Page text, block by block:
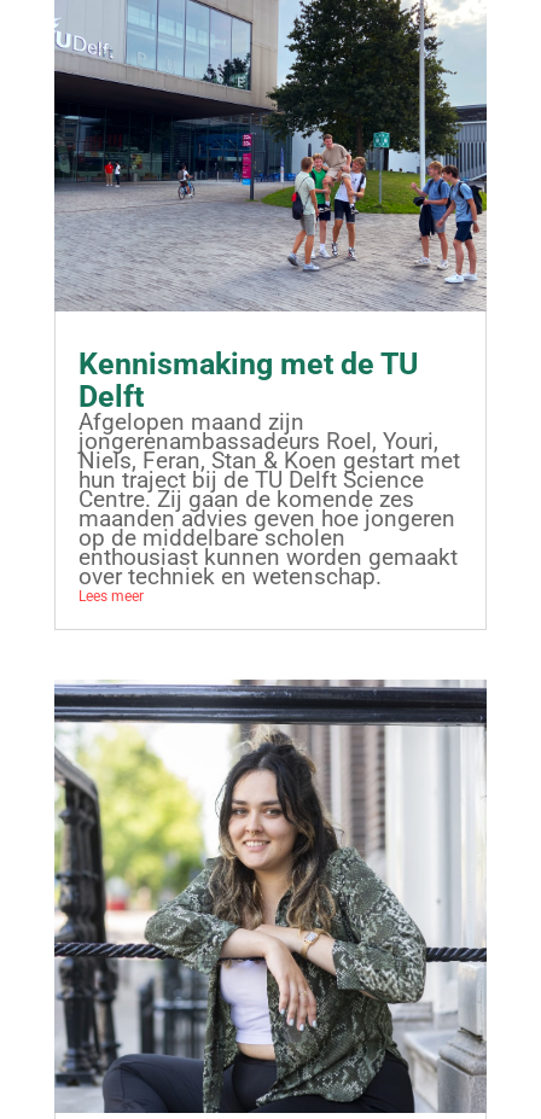
Kennismaking met de TU
Delft
Afgelopen maand zijn
jongerenambassadeurs Roel, Youri,
Niels, Feran, Stan & Koen gestart met
hun traject bij de TU Delft Science
Centre. Zij gaan de komende zes
maanden advies geven hoe jongeren
op de middelbare scholen
enthousiast kunnen worden gemaakt
over techniek en wetenschap.
Lees meer